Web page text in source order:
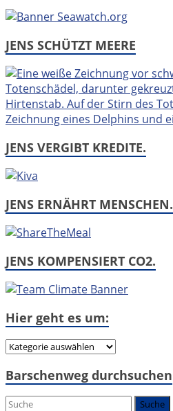
JENS SCHÜTZT MEERE
JENS VERGIBT KREDITE.
JENS ERNÄHRT MENSCHEN.
JENS KOMPENSIERT CO2.
Hier geht es um:
Hier
es
Barschenweg durchsuchen